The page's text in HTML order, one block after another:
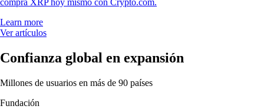
compra XRP hoy mismo con Crypto.com.
Learn more
Ver artículos
Confianza global en expansión
Millones de usuarios en más de 90 países
Fundación